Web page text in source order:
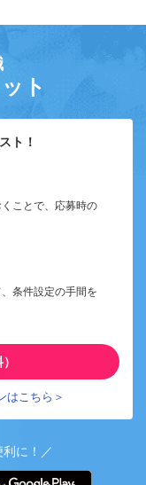
ト
ト！
ことで、応募時の
条件設定の手間を
はこちら＞
に！／